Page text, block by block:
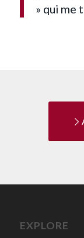
» qui me
EXPLORE